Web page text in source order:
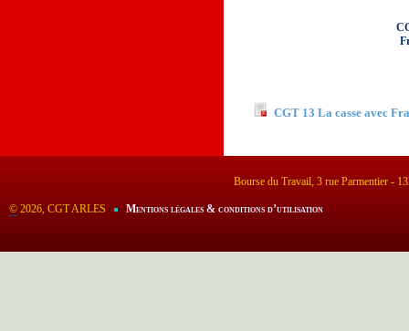
CGT 13 La casse avec
Bourse du Travail, 3 rue Parmentier -
© 2026, CGT ARLES Mentions légales & conditions d’utilisation